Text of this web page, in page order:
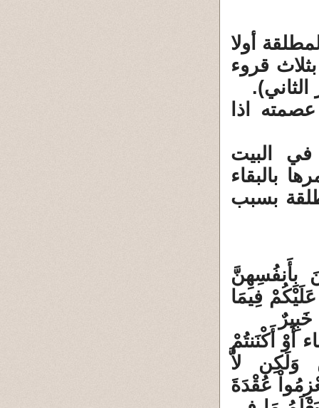
أولا
قروء
اذا
في البيت
بالبقاء
بسبب
بِأَنفُسِهِنَّ
فِيمَا
أَوْ أَكْنَنتُمْ
وَلَكِن لاَّ
عُقْدَةَ